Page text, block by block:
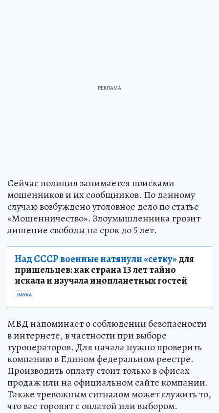
Сейчас полиция занимается поисками
мошенников и их сообщников. По данному
случаю возбуждено уголовное дело по статье
«Мошенничество». Злоумышленника грозит
лишение свободы на срок до 5 лет.
Над СССР военные натянули «сетку»для
пришельцев: как страна 13 лет тайно
искала и изучала инопланетных гостей
НАУКА
МВД напоминает о соблюдении безопасности
в интернете, в частности при выборе
туроператоров. Для начала нужно проверить
компанию в Едином федеральном реестре.
Производить оплату стоит только в офисах
продаж или на официальном сайте компании.
Также тревожным сигналом может служить то,
что вас торопят с оплатой или выбором.